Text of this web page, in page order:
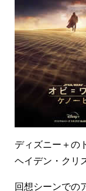
ディズニー＋の
ヘイデン・クリ
回想シーンでの